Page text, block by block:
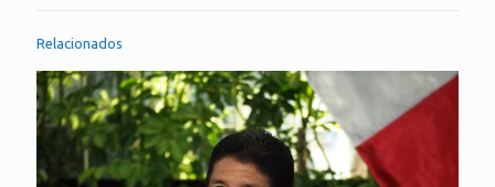
Relacionados